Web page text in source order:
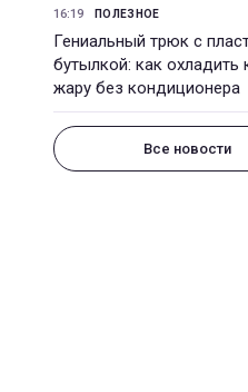
16:19 ПОЛЕЗНОЕ
Гениальный трюк с
бутылкой: как охладить
жару без кондиционера
Все новости